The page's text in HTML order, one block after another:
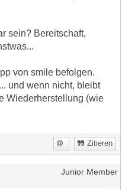
sein? Bereitschaft,
von smile befolgen.
und wenn nicht, bleibt
Wiederherstellung (wie
Zitieren
Junior Member